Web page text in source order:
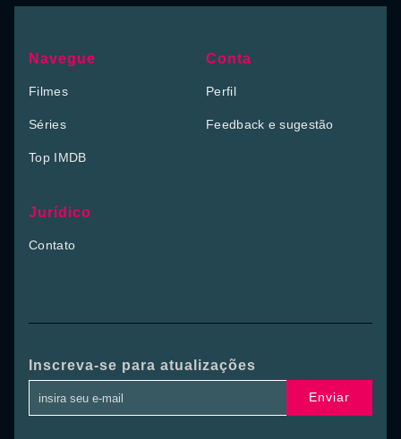
Navegue
Filmes
Séries
Top IMDB
Conta
Perfil
Feedback e sugestão
Jurídico
Contato
Inscreva-se para atualizações
Enviar